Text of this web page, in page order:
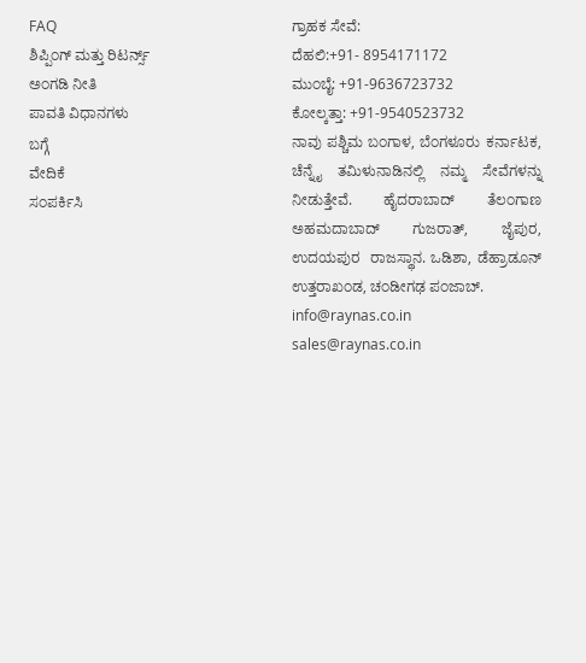
FAQ
ಶಿಪ್ಪಿಂಗ್ ಮತ್ತು ರಿಟರ್ನ್ಸ್
ಅಂಗಡಿ ನೀತಿ
ಪಾವತಿ ವಿಧಾನಗಳು
ಬಗ್ಗೆ
ವೇದಿಕೆ
ಸಂಪರ್ಕಿಸಿ
ಗ್ರಾಹಕ ಸೇವೆ:
ದೆಹಲಿ:+91- 8954171172
ಮುಂಬೈ: +91-9636723732
ಕೋಲ್ಕತ್ತಾ: +91-9540523732
ನಾವು ಪಶ್ಚಿಮ ಬಂಗಾಳ, ಬೆಂಗಳೂರು ಕರ್ನಾಟಕ,
ಚೆನ್ನೈ ತಮಿಳುನಾಡಿನಲ್ಲಿ ನಮ್ಮ ಸೇವೆಗಳನ್ನು
ನೀಡುತ್ತೇವೆ. ಹೈದರಾಬಾದ್ ತೆಲಂಗಾಣ
ಅಹಮದಾಬಾದ್ ಗುಜರಾತ್, ಜೈಪುರ,
ಉದಯಪುರ ರಾಜಸ್ಥಾನ. ಒಡಿಶಾ, ಡೆಹ್ರಾಡೂನ್
ಉತ್ತರಾಖಂಡ, ಚಂಡೀಗಢ ಪಂಜಾಬ್.
info@raynas.co.in
sales@raynas.co.in